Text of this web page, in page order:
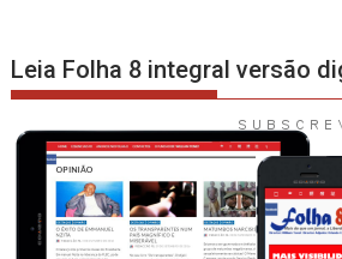
Leia Folha 8 integral versão